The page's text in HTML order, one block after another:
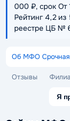
000 ₽, срок От
Рейтинг 4,2 из
реестре ЦБ №
Об МФО Срочная
Отзывы
Я